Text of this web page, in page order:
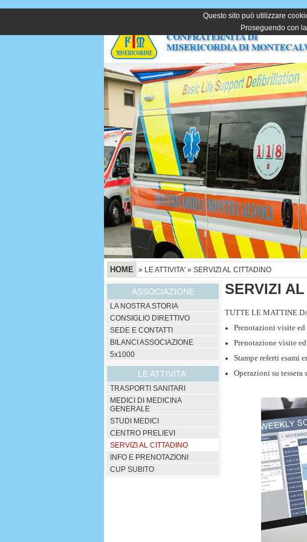
Questo sito può utilizzare
Proseguendo con
HOME » LE ATTIVITA' » SERVIZI AL CITTADINO
ASSOCIAZIONE
LA NOSTRA STORIA
CONSIGLIO DIRETTIVO
SEDE E CONTATTI
BILANCI ASSOCIAZIONE
5x1000
LE ATTIVITA'
TRASPORTI SANITARI
MEDICI DI MEDICINA
GENERALE
STUDI MEDICI
CENTRO PRELIEVI
SERVIZI AL CITTADINO
INFO E PRENOTAZIONI
CUP SUBITO
SERVIZI
TUTTE LE MATTINE
Prenotazioni visite ed
Prenotazione visite
Stampe referti esami
Operazioni su tessera